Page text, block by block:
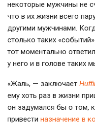
некоторые мужчины не
что в их жизни всего
другими мужчинами.
столько таких
тот моментально
у него и в голове таких
«Жаль, — заключает
ему хоть раз в жизни
он задумался бы о том,
привести назначение в